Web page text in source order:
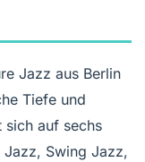
Jazz aus Berlin
Tiefe und
sich auf sechs
Jazz, Swing Jazz,